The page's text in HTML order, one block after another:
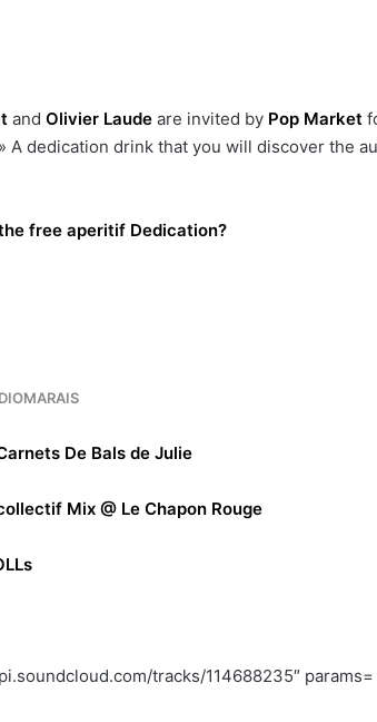
and Olivier Laudeare invited by Pop Market
A dedication drink that you will discover the
free aperitif Dedication?
De Bals de Julie
Mix @ Le Chapon Rouge
tracks/114688235″